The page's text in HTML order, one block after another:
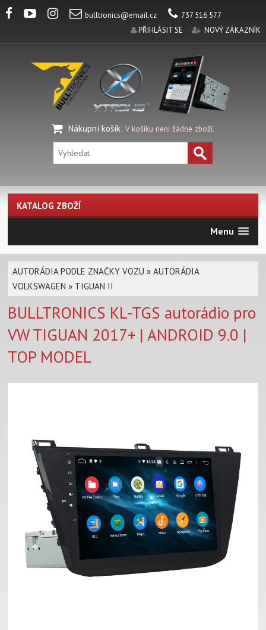
bulltronics@email.cz
737 516 577
PŘIHLÁSIT SE
NOVÝ ZÁKAZNÍK
Nákupní košík: V košíku není žádné zboží.
KATALOG ZBOŽÍ
Menu
AUTORÁDIA PODLE ZNAČKY VOZU »AUTORÁDIA
VOLKSWAGEN » TIGUAN II
BULLTRONICS KL-TGS autorádio pro
VW TIGUAN 2017+ | ANDROID 9.0 |
TOP MODEL